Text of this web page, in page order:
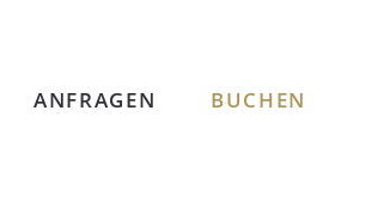
ANFRAGEN BUCHEN